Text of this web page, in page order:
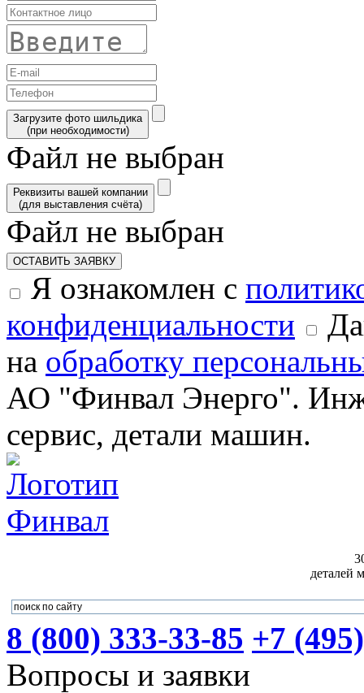
Загрузите фото шильдика
(при необходимости)
Файл не выбран
Реквизиты вашей компании
(для выставления счёта)
Файл не выбран
ОСТАВИТЬ ЗАЯВКУ
Я ознакомлен с
конфиденциальности
на обработку
АО "Финвал Энерго".
сервис, детали машин.
деталей
8 (800) 333-33-85 +7
Вопросы и заявки